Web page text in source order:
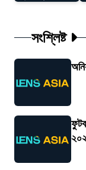
সংশ্লিষ্ট